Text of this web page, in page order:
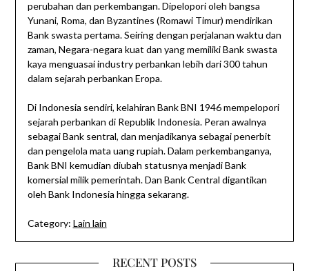
perubahan dan perkembangan. Dipelopori oleh bangsa
Yunani, Roma, dan Byzantines (Romawi Timur) mendirikan
Bank swasta pertama. Seiring dengan perjalanan waktu dan
zaman, Negara-negara kuat dan yang memiliki Bank swasta
kaya menguasai industry perbankan lebih dari 300 tahun
dalam sejarah perbankan Eropa.
Di Indonesia sendiri, kelahiran Bank BNI 1946 mempelopori
sejarah perbankan di Republik Indonesia. Peran awalnya
sebagai Bank sentral, dan menjadikanya sebagai penerbit
dan pengelola mata uang rupiah. Dalam perkembanganya,
Bank BNI kemudian diubah statusnya menjadi Bank
komersial milik pemerintah. Dan Bank Central digantikan
oleh Bank Indonesia hingga sekarang.
Category: Lain lain
RECENT POSTS